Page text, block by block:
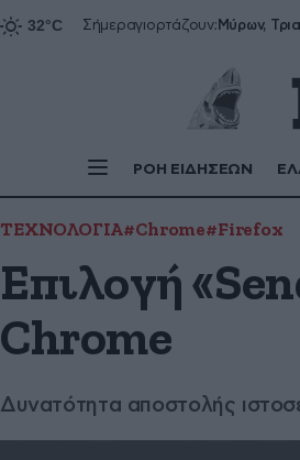
Σήμεραγιορτάζουν:
ΡΟΗ ΕΙΔΗΣΕΩΝ
ΤΕΧΝΟΛΟΓΙΑ#Chrome#Firefox
Επιλογή
Chrome
Δυνατότητα αποστολής